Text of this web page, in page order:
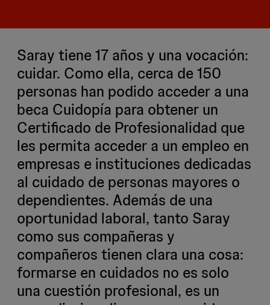
Saray tiene 17 años y una vocación:
cuidar. Como ella, cerca de 150
personas han podido acceder a una
beca Cuidopía para obtener un
Certificado de Profesionalidad que
les permita acceder a un empleo en
empresas e instituciones dedicadas
al cuidado de personas mayores o
dependientes. Además de una
oportunidad laboral, tanto Saray
como sus compañeras y
compañeros tienen clara una cosa:
formarse en cuidados no es solo
una cuestión profesional, es un